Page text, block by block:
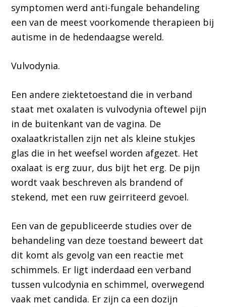
symptomen werd anti-fungale behandeling
een van de meest voorkomende therapieen bij
autisme in de hedendaagse wereld.
Vulvodynia.
Een andere ziektetoestand die in verband
staat met oxalaten is vulvodynia oftewel pijn
in de buitenkant van de vagina. De
oxalaatkristallen zijn net als kleine stukjes
glas die in het weefsel worden afgezet. Het
oxalaat is erg zuur, dus bijt het erg. De pijn
wordt vaak beschreven als brandend of
stekend, met een ruw geirriteerd gevoel.
Een van de gepubliceerde studies over de
behandeling van deze toestand beweert dat
dit komt als gevolg van een reactie met
schimmels. Er ligt inderdaad een verband
tussen vulcodynia en schimmel, overwegend
vaak met candida. Er zijn ca een dozijn